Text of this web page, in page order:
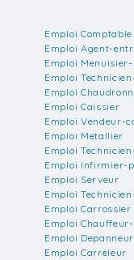
Emploi Comptable
Emploi Agent-
Emploi
Emploi
Emploi
Emploi Caissier
Emploi Vendeur-
Emploi Metallier
Emploi
Emploi Infirmier-
Emploi Serveur
Emploi
Emploi Carrossier
Emploi
Emploi Depanneur
Emploi Carreleur